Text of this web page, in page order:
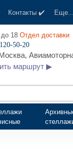
Контакты ✔️ Еще...
до 18 Отдел доставки
50-20
маршрут ▶